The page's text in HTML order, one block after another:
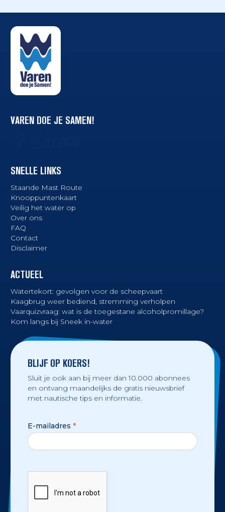
VAREN DOE JE SAMEN!
SNELLE LINKS
Staande Mast Route
Knooppuntenkaart
Veilig het water op
Over ons
FAQ
Contact
Disclaimer
ACTUEEL
Watertekort: gevolgen voor de scheepvaart
Kaagbrug weer bediend, stremming verholpen
Vaarquizvraag: wat is de toegestane alcoholpromillage?
Kom langs bij Sneek in-water
BLIJF OP KOERS!
Sluit je ook aan bij meer dan 10.000 abonnees
en ontvang maandelijks de gratis nieuwsbrief
met nautische tips en informatie.
E-mailadres *